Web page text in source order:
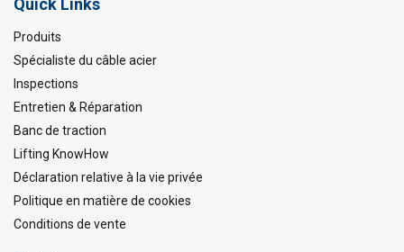
Quick Links
Produits
Spécialiste du câble acier
Inspections
Entretien & Réparation
Banc de traction
Lifting KnowHow
Déclaration relative à la vie privée
Politique en matière de cookies
Conditions de vente